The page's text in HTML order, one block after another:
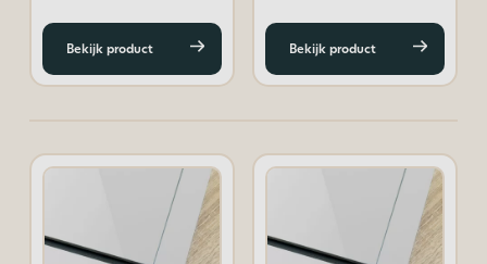
Bekijk product Bekijk product